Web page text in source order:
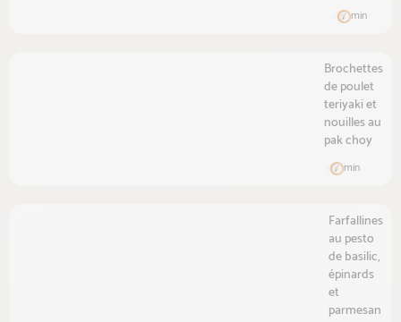
min
Brochettes
de poulet
teriyaki et
nouilles au
pak choy
min
Farfallines
au pesto
de basilic,
épinards
et
parmesan